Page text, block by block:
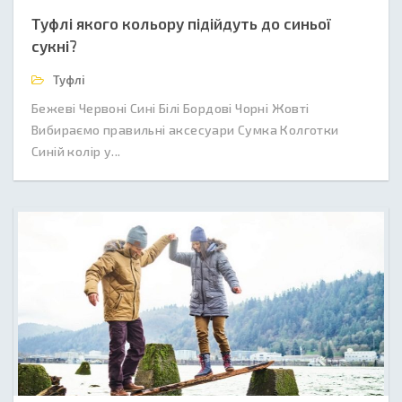
Туфлі якого кольору підійдуть до синьої
сукні?
Туфлі
Бежеві Червоні Сині Білі Бордові Чорні Жовті
Вибираємо правильні аксесуари Сумка Колготки
Синій колір у...